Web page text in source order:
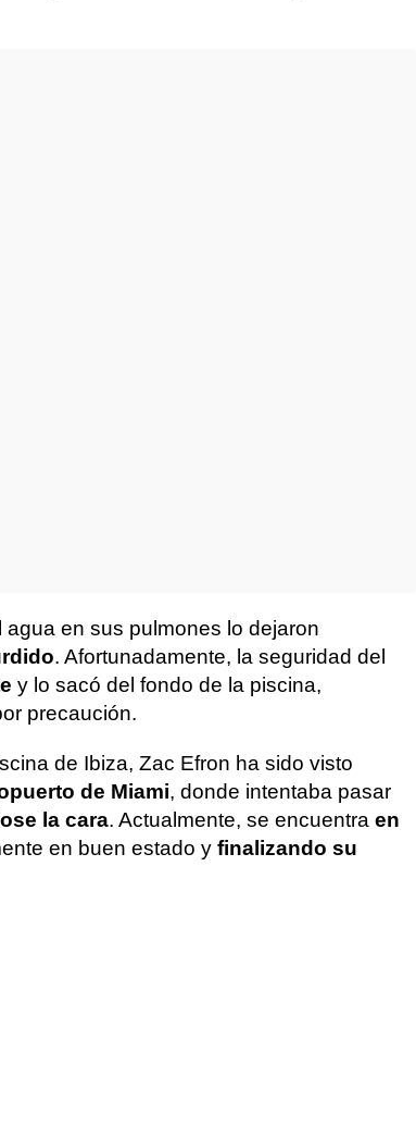
en sus pulmones lo dejaron
. Afortunadamente, la seguridad del
y lo sacó del fondo de la piscina,
precaución​.
de Ibiza, Zac Efron ha sido visto
de Miami, donde intentaba pasar
la cara. Actualmente, se encuentra en
en buen estado y finalizando su